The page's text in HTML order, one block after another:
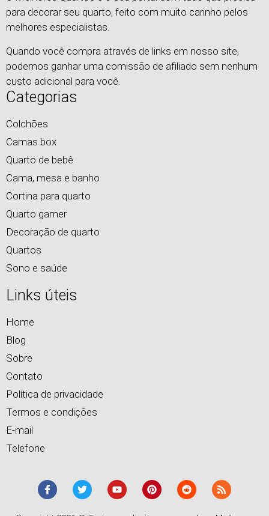
para decorar seu quarto, feito com muito carinho pelos
melhores especialistas.
Quando você compra através de links em nosso site,
podemos ganhar uma comissão de afiliado sem nenhum
custo adicional para você.
Categorias
Colchões
Camas box
Quarto de bebê
Cama, mesa e banho
Cortina para quarto
Quarto gamer
Decoração de quarto
Quartos
Sono e saúde
Links úteis
Home
Blog
Sobre
Contato
Política de privacidade
Termos e condições
E-mail
Telefone